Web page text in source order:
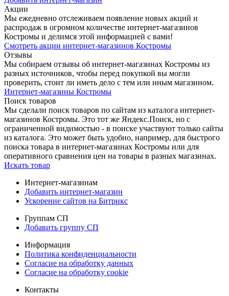
Акции
Мы ежедневно отслеживаем появление новых акций и
распродаж в огромном количестве интернет-магазинов
Костромы и делимся этой информацией с вами!
Смотреть акции интернет-магазинов Костромы
Отзывы
Мы собираем отзывы об интернет-магазинах Костромы из
разных источников, чтобы перед покупкой вы могли
проверить, стоит ли иметь дело с тем или иным магазином.
Интернет-магазины Костромы
Поиск товаров
Мы сделали поиск товаров по сайтам из каталога интернет-
магазинов Костромы. Это тот же Яндекс.Поиск, но с
ограниченной видимостью - в поиске участвуют только сайты
из каталога. Это может быть удобно, например, для быстрого
поиска товара в интернет-магазинах Костромы или для
оперативного сравнения цен на товары в разных магазинах.
Искать товар
Интернет-магазинам
Добавить интернет-магазин
Ускорение сайтов на Битрикс
Группам СП
Добавить группу СП
Информация
Политика конфиденциальности
Согласие на обработку данных
Согласие на обработку cookie
Контакты